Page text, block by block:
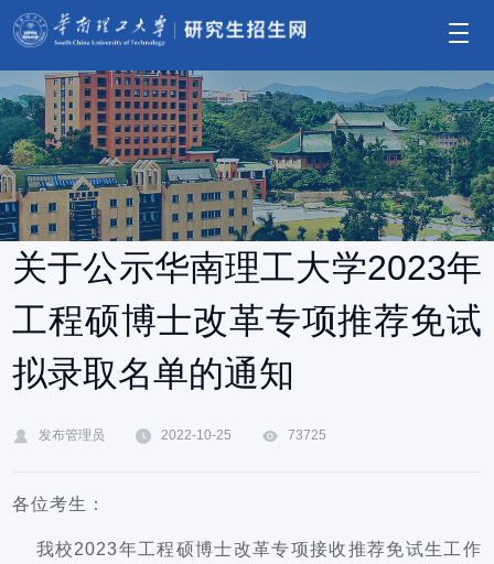
关于公示华南理工大学2023年
工程硕博士改革专项推荐免试
拟录取名单的通知
发布管理员 2022-10-25 73725
各位考生：
我校2023年工程硕博士改革专项接收推荐免试生工作